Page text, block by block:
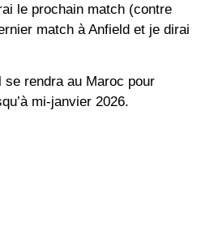
le prochain match (contre
match à Anfield et je dirai
se rendra au Maroc pour
mi-janvier 2026.